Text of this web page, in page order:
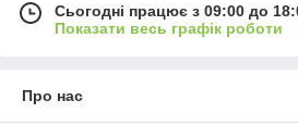
Сьогодні працює з 09:00 до
Показати весь графік роботи
Про нас